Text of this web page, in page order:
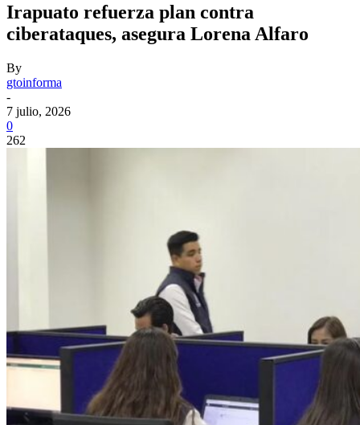
Irapuato refuerza plan contra
ciberataques, asegura Lorena Alfaro
By
gtoinforma
-
7 julio, 2026
0
262